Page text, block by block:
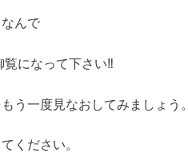
んで
になって下さい‼︎
う一度見なおしてみましょう。
ください。